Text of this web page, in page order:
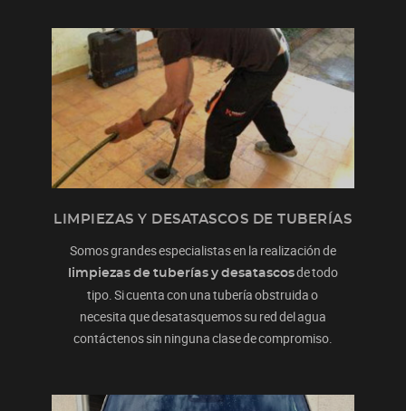
LIMPIEZAS Y DESATASCOS DE TUBERÍAS
Somos grandes especialistas en la realización de
limpiezas de tuberías y desatascosde todo
tipo. Si cuenta con una tubería obstruida o
necesita que desatasquemos su red del agua
contáctenos sin ninguna clase de compromiso.